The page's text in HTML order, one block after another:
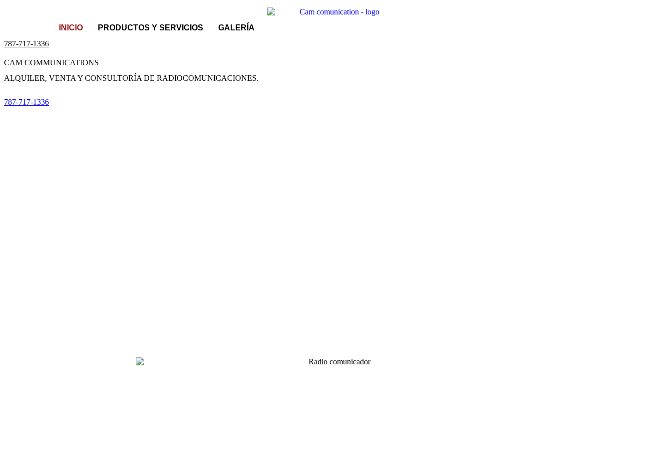
INICIO PRODUCTOS Y SERVICIOS
GALERÍA
787-717-1336
CAM COMMUNICATIONS
ALQUILER, VENTA Y CONSULTORÍA DE RADIOCOMUNICACIONES.
787-717-1336